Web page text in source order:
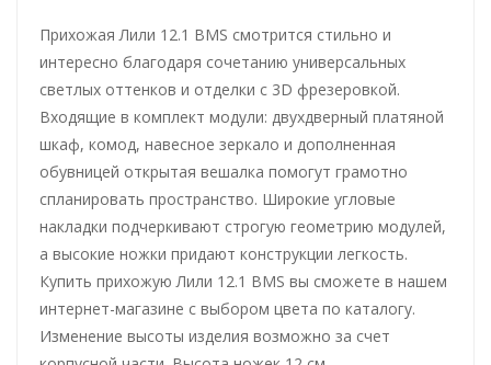
Прихожая Лили 12.1 BMS смотрится стильно и
интересно благодаря сочетанию универсальных
светлых оттенков и отделки с 3D фрезеровкой.
Входящие в комплект модули: двухдверный платяной
шкаф, комод, навесное зеркало и дополненная
обувницей открытая вешалка помогут грамотно
спланировать пространство. Широкие угловые
накладки подчеркивают строгую геометрию модулей,
а высокие ножки придают конструкции легкость.
Купить прихожую Лили 12.1 BMS вы сможете в нашем
интернет-магазине с выбором цвета по каталогу.
Изменение высоты изделия возможно за счет